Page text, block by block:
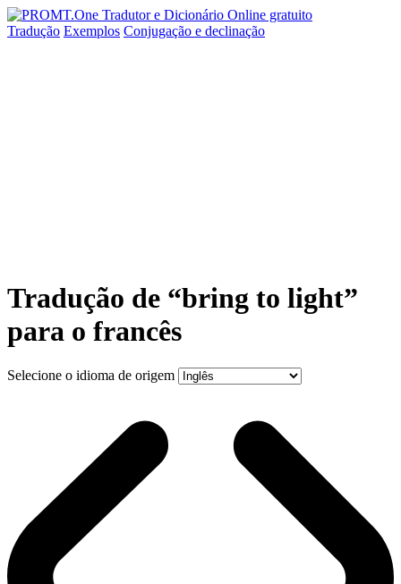
Tradução Exemplos Conjugação e declinação
Tradução de “bring to light”
para o francês
Selecione o idioma de origem